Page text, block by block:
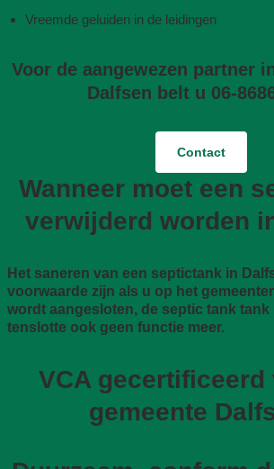
Vreemde geluiden in de leidingen
Voor de aangewezen partner
Dalfsen belt u 06-
Contact
Wanneer moet een
verwijderd worden
Het saneren van een septictank in
voorwaarde zijn als u op het
wordt aangesloten, de septic tank tank
tenslotte ook geen functie meer.
VCA gecertificeerd
gemeente